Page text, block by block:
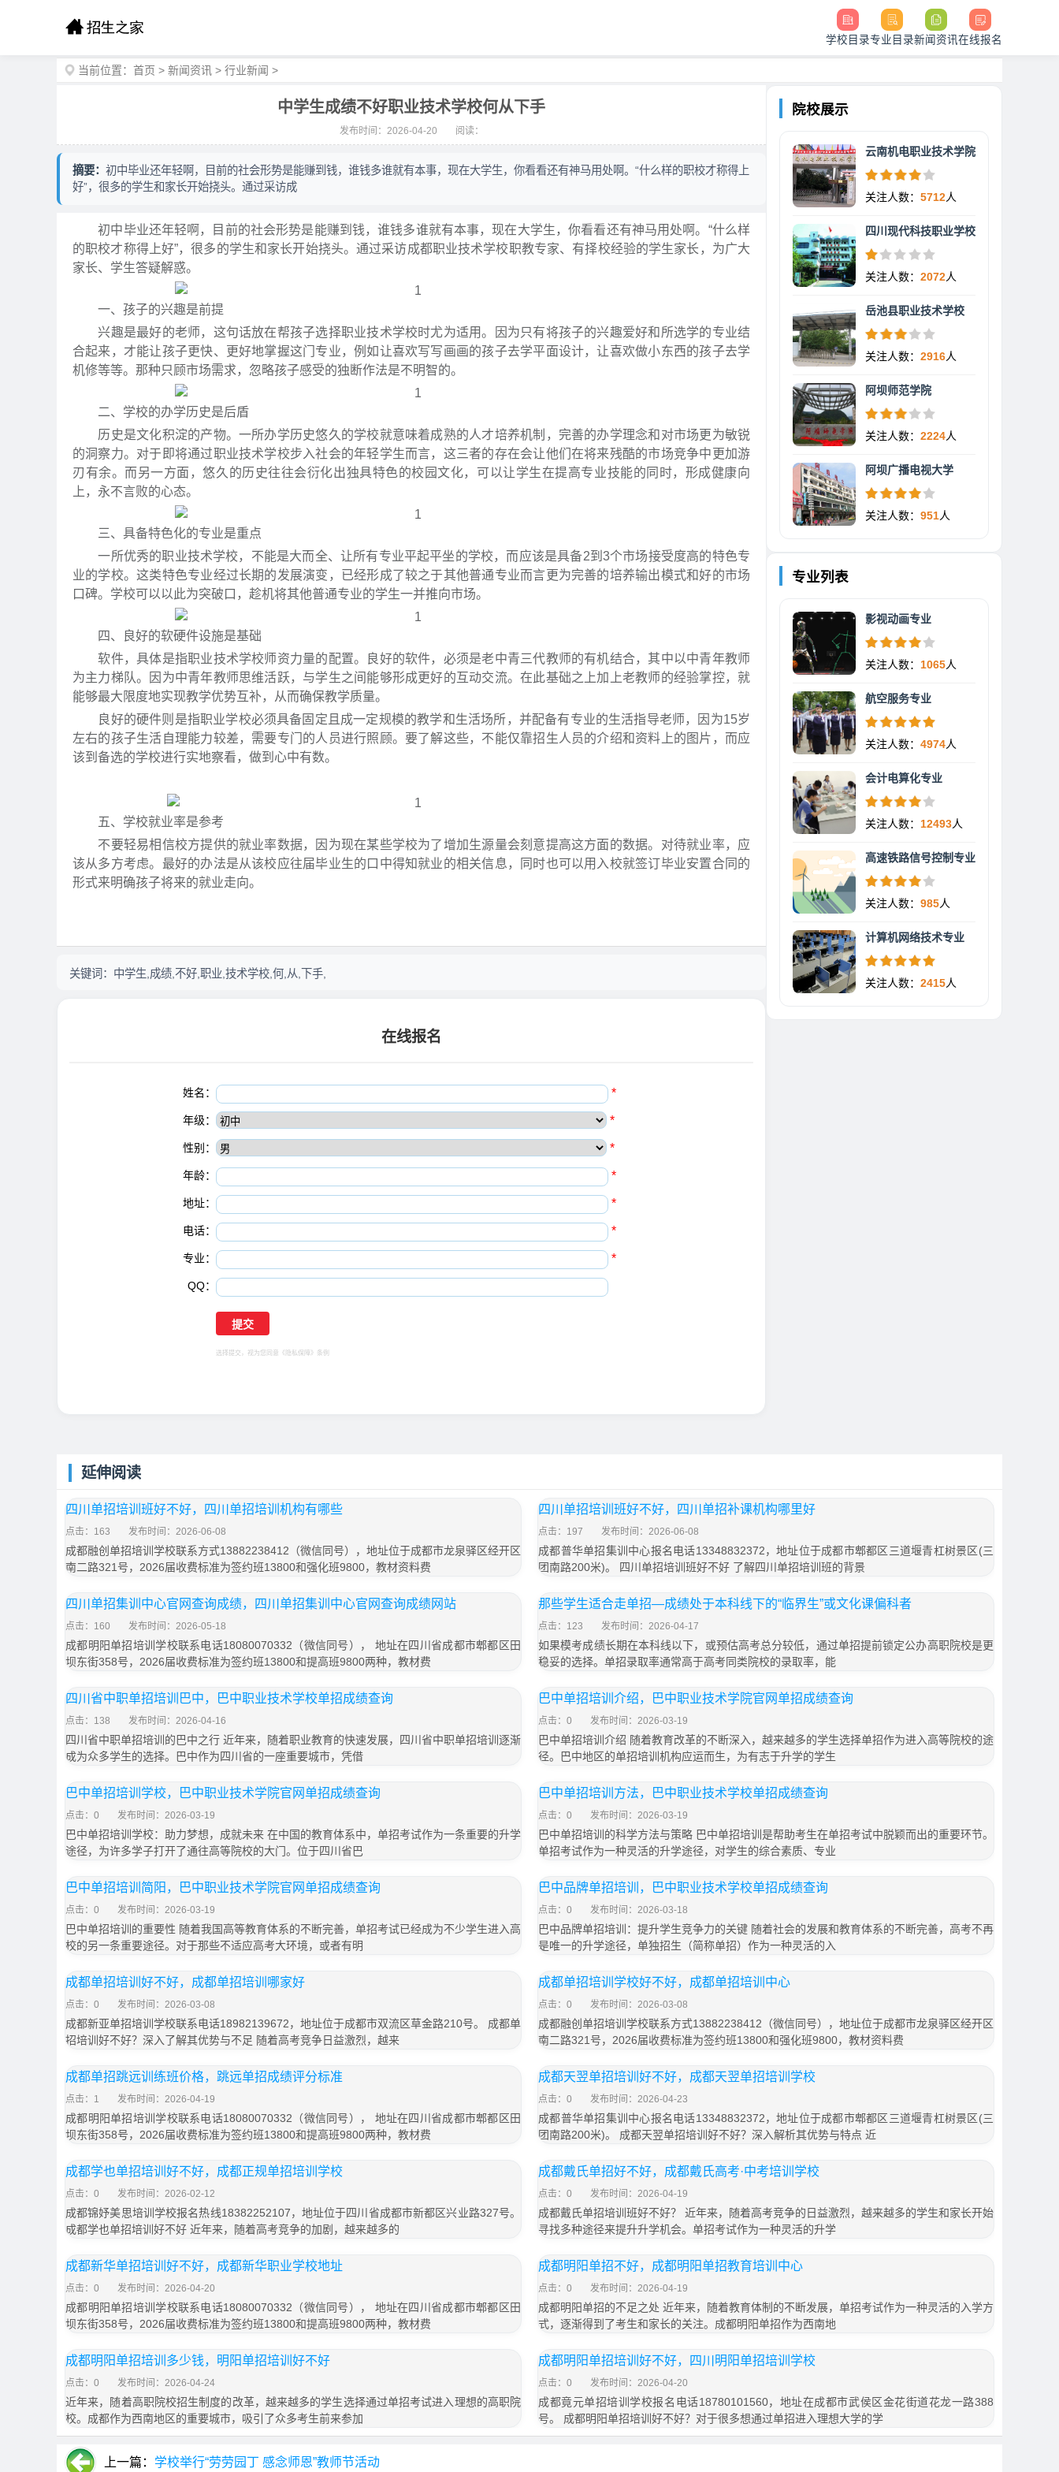
学校目录专业目录新闻资讯在线报名
当前位置： 首页 > 新闻资讯 > 行业新闻 >
中学生成绩不好职业技术学校何从下手
发布时间：2026-04-20 阅读：
摘要： 初中毕业还年轻啊，目前的社会形势是能赚到钱，谁钱多谁就有本事，现在大学生，你看看还有神马用处啊。“什么样的职校才称得上
好”，很多的学生和家长开始挠头。通过采访成
初中毕业还年轻啊，目前的社会形势是能赚到钱，谁钱多谁就有本事，现在大学生，你看看还有神马用处啊。“什么样
的职校才称得上好”，很多的学生和家长开始挠头。通过采访成都职业技术学校职教专家、有择校经验的学生家长，为广大
家长、学生答疑解惑。
一、孩子的兴趣是前提
兴趣是最好的老师，这句话放在帮孩子选择职业技术学校时尤为适用。因为只有将孩子的兴趣爱好和所选学的专业结
合起来，才能让孩子更快、更好地掌握这门专业，例如让喜欢写写画画的孩子去学平面设计，让喜欢做小东西的孩子去学
机修等等。那种只顾市场需求，忽略孩子感受的独断作法是不明智的。
二、学校的办学历史是后盾
历史是文化积淀的产物。一所办学历史悠久的学校就意味着成熟的人才培养机制，完善的办学理念和对市场更为敏锐
的洞察力。对于即将通过职业技术学校步入社会的年轻学生而言，这三者的存在会让他们在将来残酷的市场竞争中更加游
刃有余。而另一方面，悠久的历史往往会衍化出独具特色的校园文化，可以让学生在提高专业技能的同时，形成健康向
上，永不言败的心态。
三、具备特色化的专业是重点
一所优秀的职业技术学校，不能是大而全、让所有专业平起平坐的学校，而应该是具备2到3个市场接受度高的特色专
业的学校。这类特色专业经过长期的发展演变，已经形成了较之于其他普通专业而言更为完善的培养输出模式和好的市场
口碑。学校可以以此为突破口，趁机将其他普通专业的学生一并推向市场。
四、良好的软硬件设施是基础
软件，具体是指职业技术学校师资力量的配置。良好的软件，必须是老中青三代教师的有机结合，其中以中青年教师
为主力梯队。因为中青年教师思维活跃，与学生之间能够形成更好的互动交流。在此基础之上加上老教师的经验掌控，就
能够最大限度地实现教学优势互补，从而确保教学质量。
良好的硬件则是指职业学校必须具备固定且成一定规模的教学和生活场所，并配备有专业的生活指导老师，因为15岁
左右的孩子生活自理能力较差，需要专门的人员进行照顾。要了解这些，不能仅靠招生人员的介绍和资料上的图片，而应
该到备选的学校进行实地察看，做到心中有数。
五、学校就业率是参考
不要轻易相信校方提供的就业率数据，因为现在某些学校为了增加生源量会刻意提高这方面的数据。对待就业率，应
该从多方考虑。最好的办法是从该校应往届毕业生的口中得知就业的相关信息，同时也可以用入校就签订毕业安置合同的
形式来明确孩子将来的就业走向。
关键词： 中学生,成绩,不好,职业,技术学校,何,从,下手,
在线报名
姓名： *
年级： *
性别： *
年龄： *
地址： *
电话： *
专业： *
QQ：
选择提交，视为您同意 《隐私保障》 条例
院校展示
云南机电职业技术学院
关注人数： 5712人
四川现代科技职业学校
关注人数： 2072人
岳池县职业技术学校
关注人数： 2916人
阿坝师范学院
关注人数： 2224人
阿坝广播电视大学
关注人数： 951人
专业列表
影视动画专业
关注人数： 1065人
航空服务专业
关注人数： 4974人
会计电算化专业
关注人数： 12493人
高速铁路信号控制专业
关注人数： 985人
计算机网络技术专业
关注人数： 2415人
延伸阅读
四川单招培训班好不好，四川单招培训机构有哪些
点击：163 发布时间：2026-06-08
成都融创单招培训学校联系方式13882238412（微信同号），地址位于成都市龙泉驿区经开区
南二路321号，2026届收费标准为签约班13800和强化班9800，教材资料费
四川单招培训班好不好，四川单招补课机构哪里好
点击：197 发布时间：2026-06-08
成都普华单招集训中心报名电话13348832372，地址位于成都市郫都区三道堰青杠树景区(三
团南路200米)。 四川单招培训班好不好 了解四川单招培训班的背景
四川单招集训中心官网查询成绩，四川单招集训中心官网查询成绩网站
点击：160 发布时间：2026-05-18
成都明阳单招培训学校联系电话18080070332（微信同号）， 地址在四川省成都市郫都区田
坝东街358号，2026届收费标准为签约班13800和提高班9800两种，教材费
那些学生适合走单招—成绩处于本科线下的“临界生”或文化课偏科者
点击：123 发布时间：2026-04-17
如果模考成绩长期在本科线以下，或预估高考总分较低，通过单招提前锁定公办高职院校是更
稳妥的选择。单招录取率通常高于高考同类院校的录取率，能
四川省中职单招培训巴中，巴中职业技术学校单招成绩查询
点击：138 发布时间：2026-04-16
四川省中职单招培训的巴中之行 近年来，随着职业教育的快速发展，四川省中职单招培训逐渐
成为众多学生的选择。巴中作为四川省的一座重要城市，凭借
巴中单招培训介绍，巴中职业技术学院官网单招成绩查询
点击：0 发布时间：2026-03-19
巴中单招培训介绍 随着教育改革的不断深入，越来越多的学生选择单招作为进入高等院校的途
径。巴中地区的单招培训机构应运而生，为有志于升学的学生
巴中单招培训学校，巴中职业技术学院官网单招成绩查询
点击：0 发布时间：2026-03-19
巴中单招培训学校：助力梦想，成就未来 在中国的教育体系中，单招考试作为一条重要的升学
途径，为许多学子打开了通往高等院校的大门。位于四川省巴
巴中单招培训方法，巴中职业技术学校单招成绩查询
点击：0 发布时间：2026-03-19
巴中单招培训的科学方法与策略 巴中单招培训是帮助考生在单招考试中脱颖而出的重要环节。
单招考试作为一种灵活的升学途径，对学生的综合素质、专业
巴中单招培训简阳，巴中职业技术学院官网单招成绩查询
点击：0 发布时间：2026-03-19
巴中单招培训的重要性 随着我国高等教育体系的不断完善，单招考试已经成为不少学生进入高
校的另一条重要途径。对于那些不适应高考大环境，或者有明
巴中品牌单招培训，巴中职业技术学校单招成绩查询
点击：0 发布时间：2026-03-18
巴中品牌单招培训：提升学生竞争力的关键 随着社会的发展和教育体系的不断完善，高考不再
是唯一的升学途径，单独招生（简称单招）作为一种灵活的入
成都单招培训好不好，成都单招培训哪家好
点击：0 发布时间：2026-03-08
成都新亚单招培训学校联系电话18982139672，地址位于成都市双流区草金路210号。 成都单
招培训好不好？深入了解其优势与不足 随着高考竞争日益激烈，越来
成都单招培训学校好不好，成都单招培训中心
点击：0 发布时间：2026-03-08
成都融创单招培训学校联系方式13882238412（微信同号），地址位于成都市龙泉驿区经开区
南二路321号，2026届收费标准为签约班13800和强化班9800，教材资料费
成都单招跳远训练班价格，跳远单招成绩评分标准
点击：1 发布时间：2026-04-19
成都明阳单招培训学校联系电话18080070332（微信同号）， 地址在四川省成都市郫都区田
坝东街358号，2026届收费标准为签约班13800和提高班9800两种，教材费
成都天翌单招培训好不好，成都天翌单招培训学校
点击：0 发布时间：2026-04-23
成都普华单招集训中心报名电话13348832372，地址位于成都市郫都区三道堰青杠树景区(三
团南路200米)。 成都天翌单招培训好不好？深入解析其优势与特点 近
成都学也单招培训好不好，成都正规单招培训学校
点击：0 发布时间：2026-02-12
成都锦妤美思培训学校报名热线18382252107，地址位于四川省成都市新都区兴业路327号。
成都学也单招培训好不好 近年来，随着高考竞争的加剧，越来越多的
成都戴氏单招好不好，成都戴氏高考·中考培训学校
点击：0 发布时间：2026-04-19
成都戴氏单招培训班好不好？ 近年来，随着高考竞争的日益激烈，越来越多的学生和家长开始
寻找多种途径来提升升学机会。单招考试作为一种灵活的升学
成都新华单招培训好不好，成都新华职业学校地址
点击：0 发布时间：2026-04-20
成都明阳单招培训学校联系电话18080070332（微信同号）， 地址在四川省成都市郫都区田
坝东街358号，2026届收费标准为签约班13800和提高班9800两种，教材费
成都明阳单招不好，成都明阳单招教育培训中心
点击：0 发布时间：2026-04-19
成都明阳单招的不足之处 近年来，随着教育体制的不断发展，单招考试作为一种灵活的入学方
式，逐渐得到了考生和家长的关注。成都明阳单招作为西南地
成都明阳单招培训多少钱，明阳单招培训好不好
点击：0 发布时间：2026-04-24
近年来，随着高职院校招生制度的改革，越来越多的学生选择通过单招考试进入理想的高职院
校。成都作为西南地区的重要城市，吸引了众多考生前来参加
成都明阳单招培训好不好，四川明阳单招培训学校
点击：0 发布时间：2026-04-20
成都竟元单招培训学校报名电话18780101560，地址在成都市武侯区金花街道花龙一路388
号。 成都明阳单招培训好不好？对于很多想通过单招进入理想大学的学
上一篇： 学校举行“劳劳园丁 感念师恩”教师节活动